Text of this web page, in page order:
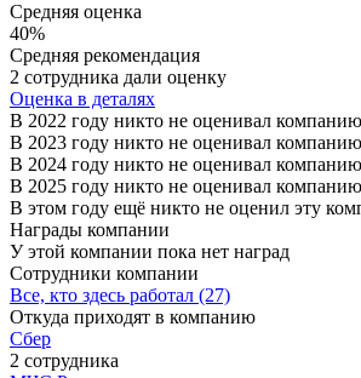
Средняя оценка
40%
Средняя рекомендация
2 сотрудника дали оценку
Оценка в деталях
В 2022 году никто не оценивал
В 2023 году никто не оценивал
В 2024 году никто не оценивал
В 2025 году никто не оценивал
В этом году ещё никто не оценил эту
Награды компании
У этой компании пока нет наград
Сотрудники компании
Все, кто здесь работал (27)
Откуда приходят в компанию
Сбер
2 сотрудника